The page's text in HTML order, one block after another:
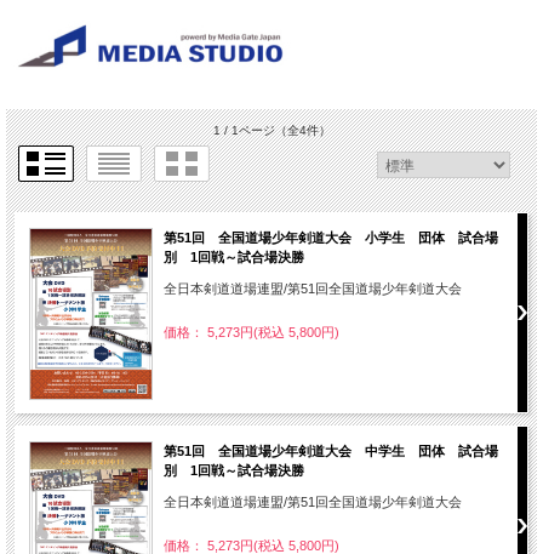
1 / 1ページ（全4件）
第51回 全国道場少年剣道大会 小学生 団体 試合場
別 1回戦～試合場決勝
全日本剣道道場連盟/第51回全国道場少年剣道大会
価格： 5,273円(税込 5,800円)
第51回 全国道場少年剣道大会 中学生 団体 試合場
別 1回戦～試合場決勝
全日本剣道道場連盟/第51回全国道場少年剣道大会
価格： 5,273円(税込 5,800円)